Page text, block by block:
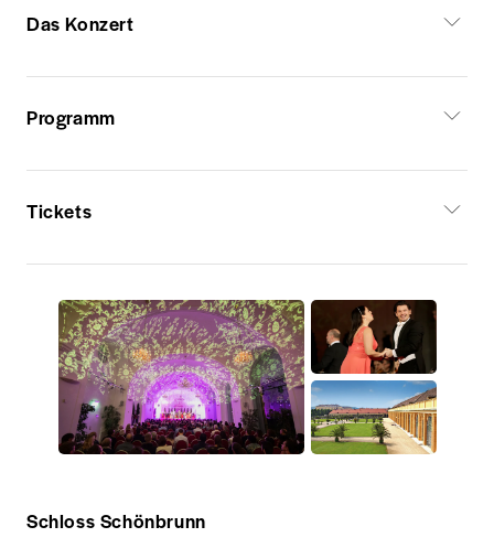
Das Konzert
Programm
Tickets
Schloss Schönbrunn